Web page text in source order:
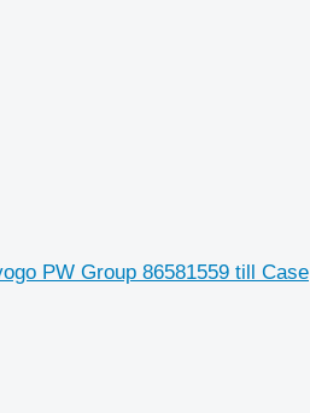
PW Group 86581559 till Case